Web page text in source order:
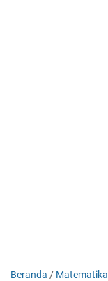
Beranda / Matematika